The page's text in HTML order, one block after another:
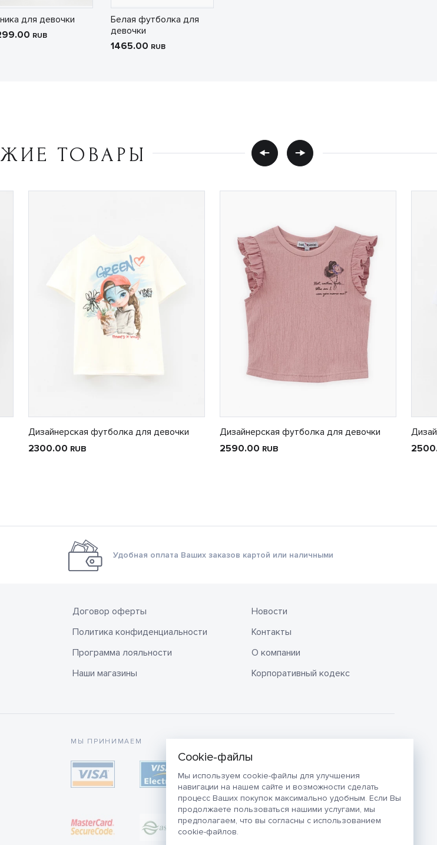
Мы используем cookie-файлы для улучшения
навигации на нашем сайте и возможности сделать
процесс Ваших покупок максимально удобным. Если Вы
продолжаете пользоваться нашими услугами, мы
предполагаем, что вы согласны с использованием
cookie-файлов.
для девочки
RUB
Белая футболка для
девочки
1465.00 RUB
ТОВАРЫ
Дизайнерская футболка для девочки
2300.00 RUB
Дизайнерская футболка для девочки
2590.00 RUB
Удобная оплата Ваших заказов картой или наличными
Договор оферты
Политика конфиденциальности
Программа лояльности
Наши магазины
Новости
Контакты
О компании
Корпоративный кодекс
МЫ ПРИНИМАЕМ